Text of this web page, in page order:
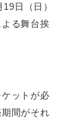
日（日）
る舞台挨
ットが必
間がそれ